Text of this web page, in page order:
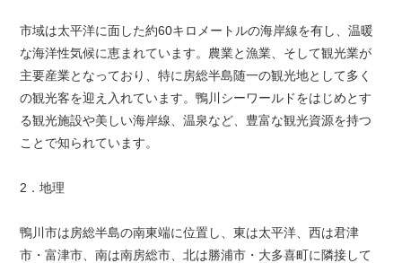
市域は太平洋に面した約60キロメートルの海岸線を有し、温暖
な海洋性気候に恵まれています。農業と漁業、そして観光業が
主要産業となっており、特に房総半島随一の観光地として多く
の観光客を迎え入れています。鴨川シーワールドをはじめとす
る観光施設や美しい海岸線、温泉など、豊富な観光資源を持つ
ことで知られています。
2．地理
鴨川市は房総半島の南東端に位置し、東は太平洋、西は君津
市・富津市、南は南房総市、北は勝浦市・大多喜町に隣接して